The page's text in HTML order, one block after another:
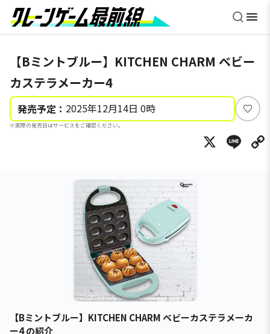
【Bミントブルー】KITCHEN CHARM ベビー
カステラメーカー4
発売予定： 2025年12月14日 0時
※実際の発売日はサービスをご確認ください。
い
ね
X
【Bミントブルー】KITCHEN CHARM ベビーカステラメーカ
ー4 の紹介